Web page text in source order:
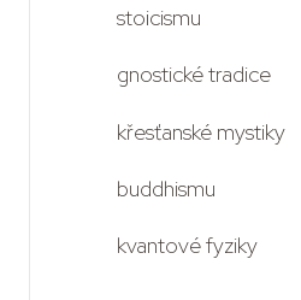
stoicismu
gnostické tradice
křesťanské mystiky
buddhismu
kvantové fyziky